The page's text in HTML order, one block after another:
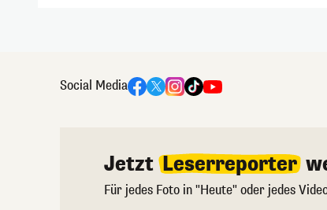
Social Media
Jetzt Leserreporter
Für jedes Foto in "Heute" oder jedes